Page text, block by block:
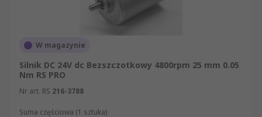
W magazynie
Silnik DC 24V dc Bezszczotkowy 4800rpm 25 mm 0.05
Nm RS PRO
Nr art. RS 216-3788
Suma częściowa (1 sztuka)